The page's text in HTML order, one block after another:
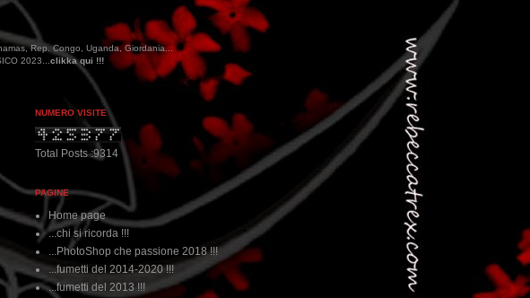
Rep. Congo, Uganda, Giordania...
NUMERO VISITE
Total Posts :9314
PAGINE
Home page
...chi si ricorda !!!
...PhotoShop che passione 2018 !!!
...fumetti del 2014-2020 !!!
...fumetti del 2013 !!!